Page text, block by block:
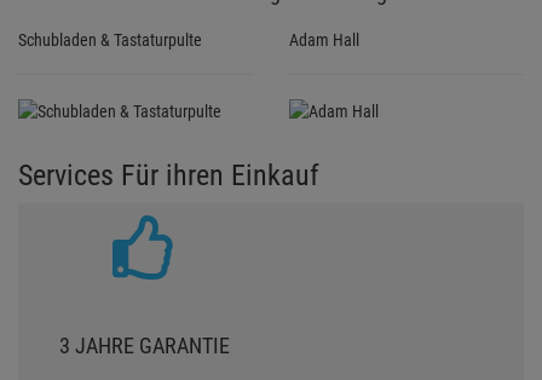
Schubladen & Tastaturpulte Adam Hall
Services Für ihren Einkauf
3 JAHRE GARANTIE